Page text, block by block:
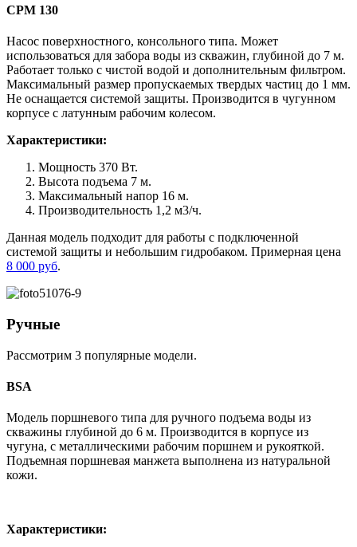
CPM 130
Насос поверхностного, консольного типа. Может
использоваться для забора воды из скважин, глубиной до 7 м.
Работает только с чистой водой и дополнительным фильтром.
Максимальный размер пропускаемых твердых частиц до 1 мм.
Не оснащается системой защиты. Производится в чугунном
корпусе с латунным рабочим колесом.
Характеристики:
Мощность 370 Вт.
Высота подъема 7 м.
Максимальный напор 16 м.
Производительность 1,2 м3/ч.
Данная модель подходит для работы с подключенной
системой защиты и небольшим гидробаком. Примерная цена
8 000 руб.
Ручные
Рассмотрим 3 популярные модели.
BSA
Модель поршневого типа для ручного подъема воды из
скважины глубиной до 6 м. Производится в корпусе из
чугуна, с металлическими рабочим поршнем и рукояткой.
Подъемная поршневая манжета выполнена из натуральной
кожи.
Характеристики: